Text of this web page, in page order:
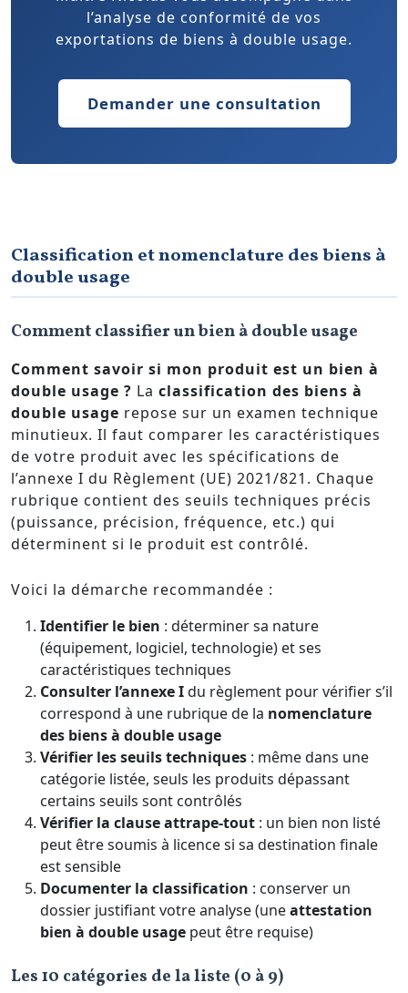
l’analyse de conformité de vos
exportations de biens à double usage.
Demander une consultation
Classification et nomenclature des biens à
double usage
Comment classifier un bien à double usage
Comment savoir si mon produit est un bien à
double usage ? La classification des biens à
double usage repose sur un examen technique
minutieux. Il faut comparer les caractéristiques
de votre produit avec les spécifications de
l’annexe I du Règlement (UE) 2021/821. Chaque
rubrique contient des seuils techniques précis
(puissance, précision, fréquence, etc.) qui
déterminent si le produit est contrôlé.
Voici la démarche recommandée :
Identifier le bien : déterminer sa nature
(équipement, logiciel, technologie) et ses
caractéristiques techniques
Consulter l’annexe Idu règlement pour vérifier s’il
correspond à une rubrique de la nomenclature
des biens à double usage
Vérifier les seuils techniques : même dans une
catégorie listée, seuls les produits dépassant
certains seuils sont contrôlés
Vérifier la clause attrape-tout : un bien non listé
peut être soumis à licence si sa destination finale
est sensible
Documenter la classification : conserver un
dossier justifiant votre analyse (uneattestation
bien à double usage peut être requise)
Les 10 catégories de la liste (0 à 9)